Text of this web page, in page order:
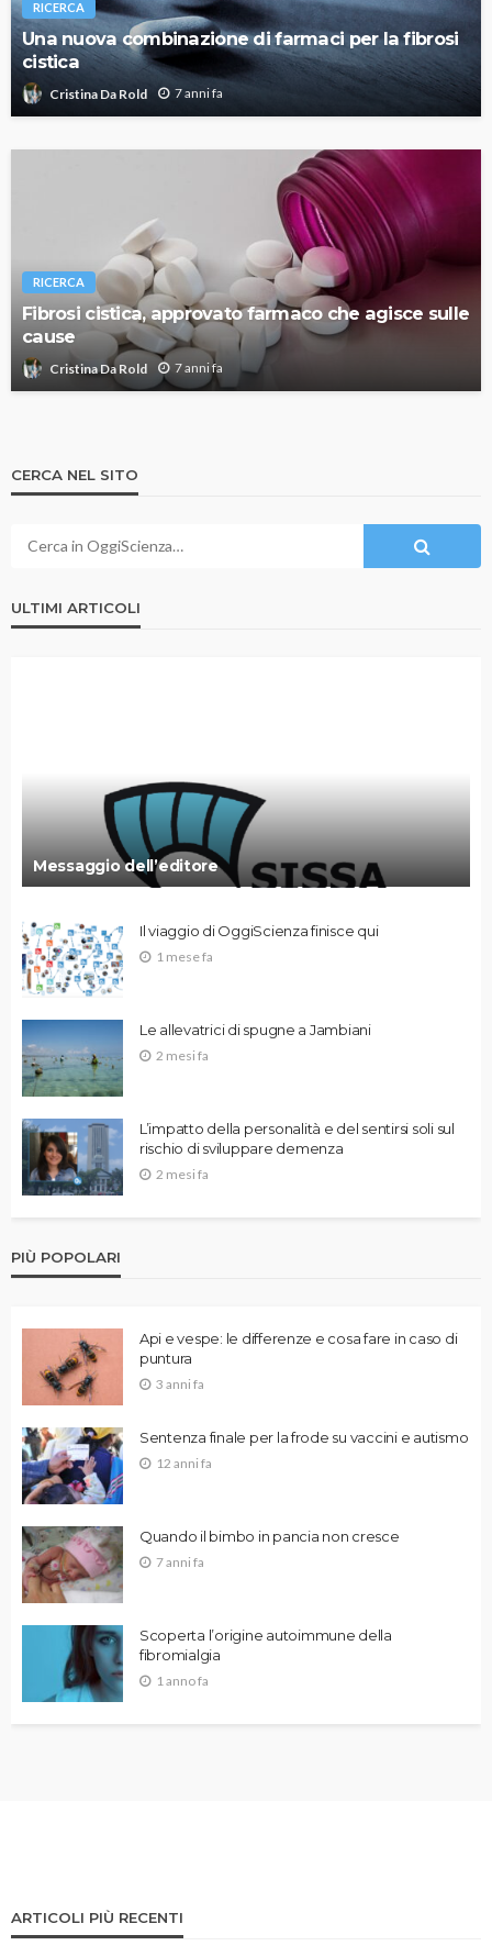
RICERCA
Una nuova combinazione di farmaci per la fibrosi
cistica
Cristina Da Rold 7 anni fa
RICERCA
Fibrosi cistica, approvato farmaco che agisce sulle
cause
Cristina Da Rold 7 anni fa
CERCA NEL SITO
ULTIMI ARTICOLI
Messaggio dell’editore
Il viaggio di OggiScienza finisce qui
1 mese fa
Le allevatrici di spugne a Jambiani
2 mesi fa
L’impatto della personalità e del sentirsi soli sul
rischio di sviluppare demenza
2 mesi fa
PIÙ POPOLARI
Api e vespe: le differenze e cosa fare in caso di
puntura
3 anni fa
Sentenza finale per la frode su vaccini e autismo
12 anni fa
Quando il bimbo in pancia non cresce
7 anni fa
Scoperta l’origine autoimmune della
fibromialgia
1 anno fa
ARTICOLI PIÙ RECENTI